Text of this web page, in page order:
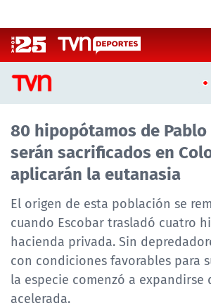
CASTING MASTERCHEF CHILE
CASTING TVN VERTICAL
TVN VERTICAL
TVN PLAY
PROGRAMAS
TELESERIES
80 hipopótamos de
serán sacrificados en
aplicarán la eutanasia
El origen de esta población se
cuando Escobar trasladó cuatro
hacienda privada. Sin
con condiciones favorables para
la especie comenzó a expandirse
acelerada.